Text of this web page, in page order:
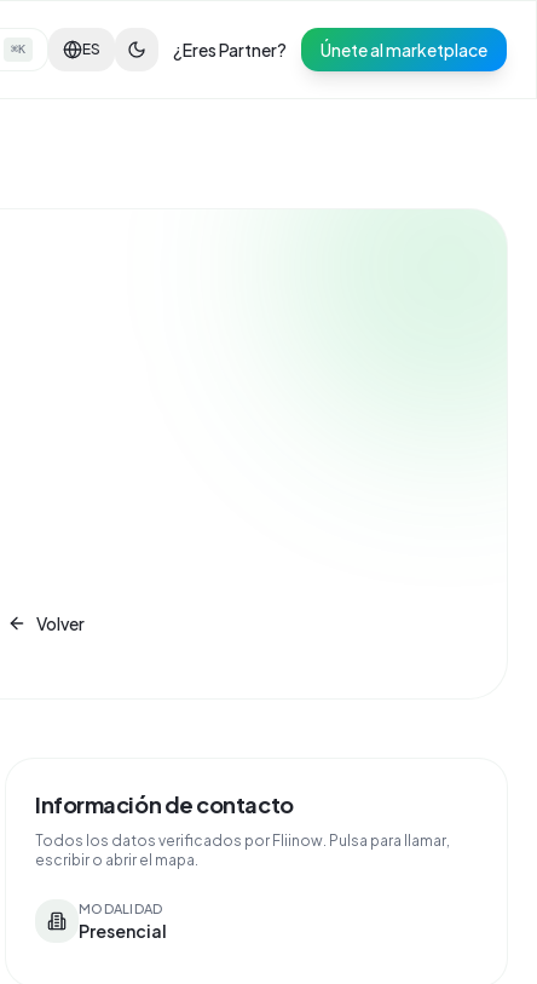
⌘K ES ¿Eres Partner? Únete al marketplace
Volver
Información de contacto
Todos los datos verificados por Fliinow. Pulsa para llamar,
escribir o abrir el mapa.
MODALIDAD
Presencial